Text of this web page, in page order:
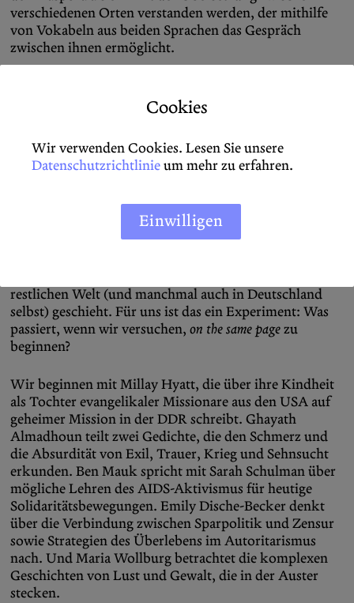
verschiedenen Orten verstanden werden, der mithilfe
von Vokabeln aus beiden Sprachen das Gespräch
zwischen ihnen ermöglicht.
durch Kontexte hinweg zu übersetzen, aus kritischer
Perspektiven zu betrachten und internationalistische
Bezugssystem aufzubauen. Unsere Beiträge erzählen
von Erfahrungen des Dazwischen, und neugierige und
Zwischentöne und einer Einladung dazu, verschiedener
Meinung zu sein. Unser Inhalt wird zweisprachig
veröffentlicht, damit englischsprachige Lesende
restlichen Welt (und manchmal auch in Deutschland
selbst) geschieht. Für uns ist das ein Experiment: Was
passiert, wenn wir versuchen, on the same pagezu
beginnen?
Wir beginnen mit Millay Hyatt, die über ihre Kindheit
als Tochter evangelikaler Missionare aus den USA auf
geheimer Mission in der DDR schreibt. Ghayath
Almadhoun teilt zwei Gedichte, die den Schmerz und
die Absurdität von Exil, Trauer, Krieg und Sehnsucht
erkunden. Ben Mauk spricht mit Sarah Schulman über
mögliche Lehren des AIDS-Aktivismus für heutige
Solidaritätsbewegungen. Emily Dische-Becker denkt
über die Verbindung zwischen Sparpolitik und Zensur
sowie Strategien des Überlebens im Autoritarismus
nach. Und Maria Wollburg betrachtet die komplexen
Geschichten von Lust und Gewalt, die in der Auster
stecken.
Cookies
Wir verwenden Cookies. Lesen Sie unsere
Datenschutzrichtlinieum mehr zu erfahren.
Einwilligen